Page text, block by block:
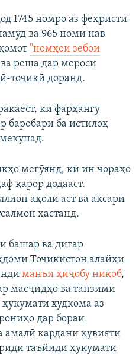
1745 номро аз феҳристи
ва 965 номи нав
"номҳои зебои
реша дар мероси
тоҷикӣ доранд.
ки фарҳангу
баробари ба истилоҳ
мегӯянд, ки ин чораҳо
қарор додааст.
аҳолӣ аст ва аксари
ҳастанд.
башар ва дигар
Тоҷикистон алайҳи
манъи ҳиҷобу ниқоб,
масҷидҳо ва танзими
худкома аз
дар бораи
амалӣ кардани ҳувияти
таъйиди ҳукумати